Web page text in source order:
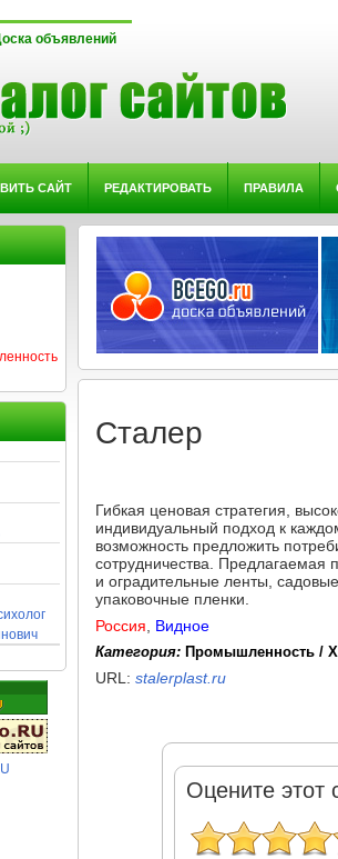
объявлений
САЙТ РЕДАКТИРОВАТЬ ПРАВИЛА
Сталер
Гибкая ценовая стратегия,
индивидуальный подход к
возможность предложить
сотрудничества.
и оградительные ленты,
упаковочные пленки.
Россия
Видное
Категория: Промышленность /
URL: stalerplast.ru
Оцените этот